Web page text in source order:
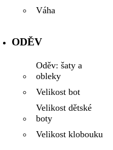
Váha
ODĚV
Oděv: šaty a
obleky
Velikost bot
Velikost dětské
boty
Velikost klobouku